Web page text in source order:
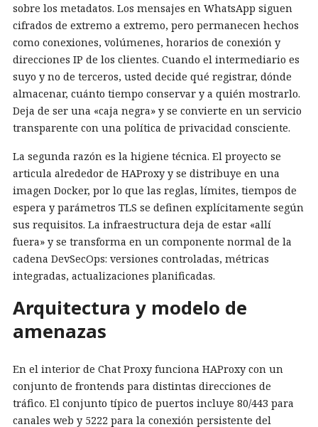
sobre los metadatos. Los mensajes en WhatsApp siguen
cifrados de extremo a extremo, pero permanecen hechos
como conexiones, volúmenes, horarios de conexión y
direcciones IP de los clientes. Cuando el intermediario es
suyo y no de terceros, usted decide qué registrar, dónde
almacenar, cuánto tiempo conservar y a quién mostrarlo.
Deja de ser una «caja negra» y se convierte en un servicio
transparente con una política de privacidad consciente.
La segunda razón es la higiene técnica. El proyecto se
articula alrededor de HAProxy y se distribuye en una
imagen Docker, por lo que las reglas, límites, tiempos de
espera y parámetros TLS se definen explícitamente según
sus requisitos. La infraestructura deja de estar «allí
fuera» y se transforma en un componente normal de la
cadena DevSecOps: versiones controladas, métricas
integradas, actualizaciones planificadas.
Arquitectura y modelo de
amenazas
En el interior de Chat Proxy funciona HAProxy con un
conjunto de frontends para distintas direcciones de
tráfico. El conjunto típico de puertos incluye 80/443 para
canales web y 5222 para la conexión persistente del